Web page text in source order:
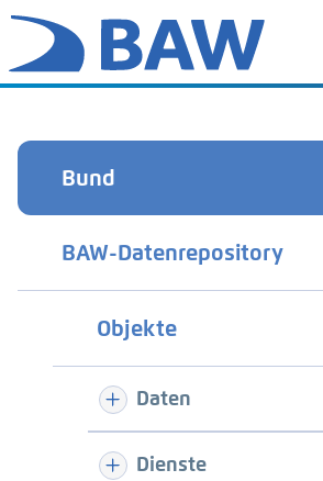
Bund
BAW-Datenrepository
Objekte
Daten
Dienste